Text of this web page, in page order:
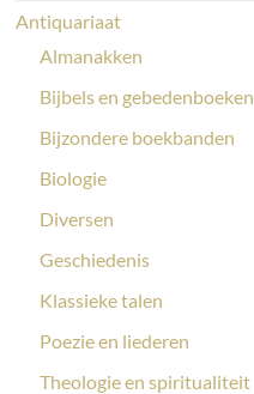
Antiquariaat
Almanakken
Bijbels en gebedenboeken
Bijzondere boekbanden
Biologie
Diversen
Geschiedenis
Klassieke talen
Poezie en liederen
Theologie en spiritualiteit